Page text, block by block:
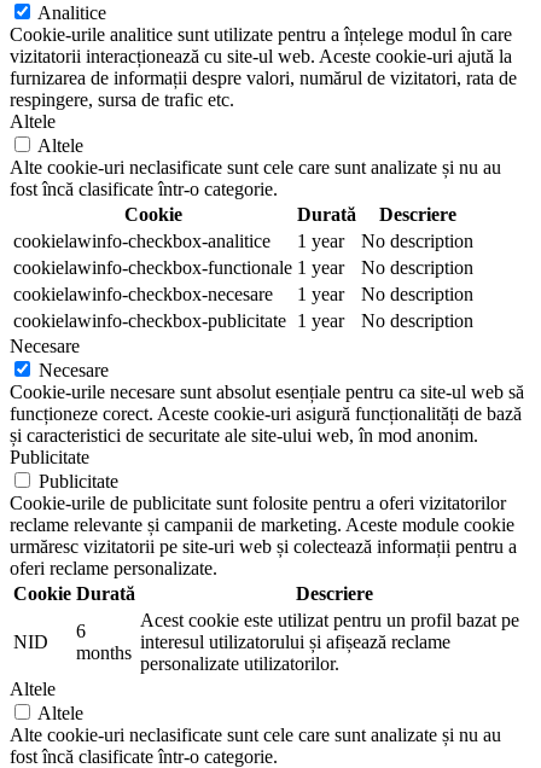
Analitice
Cookie-urile analitice sunt utilizate pentru a înțelege modul în care
vizitatorii interacționează cu site-ul web. Aceste cookie-uri ajută la
furnizarea de informații despre valori, numărul de vizitatori, rata de
respingere, sursa de trafic etc.
Altele
Altele
Alte cookie-uri neclasificate sunt cele care sunt analizate și nu au
fost încă clasificate într-o categorie.
Cookie
Durată
Descriere
cookielawinfo-checkbox-analitice
1 year
No description
cookielawinfo-checkbox-functionale 1 year
No description
cookielawinfo-checkbox-necesare
1 year
No description
cookielawinfo-checkbox-publicitate 1 year
No description
Necesare
Necesare
Cookie-urile necesare sunt absolut esențiale pentru ca site-ul web să
funcționeze corect. Aceste cookie-uri asigură funcționalități de bază
și caracteristici de securitate ale site-ului web, în mod anonim.
Publicitate
Publicitate
Cookie-urile de publicitate sunt folosite pentru a oferi vizitatorilor
reclame relevante și campanii de marketing. Aceste module cookie
urmăresc vizitatorii pe site-uri web și colectează informații pentru a
oferi reclame personalizate.
Cookie Durată Descriere
NID
6
months
Acest cookie este utilizat pentru un profil bazat pe
interesul utilizatorului și afișează reclame
personalizate utilizatorilor.
Altele
Altele
Alte cookie-uri neclasificate sunt cele care sunt analizate și nu au
fost încă clasificate într-o categorie.